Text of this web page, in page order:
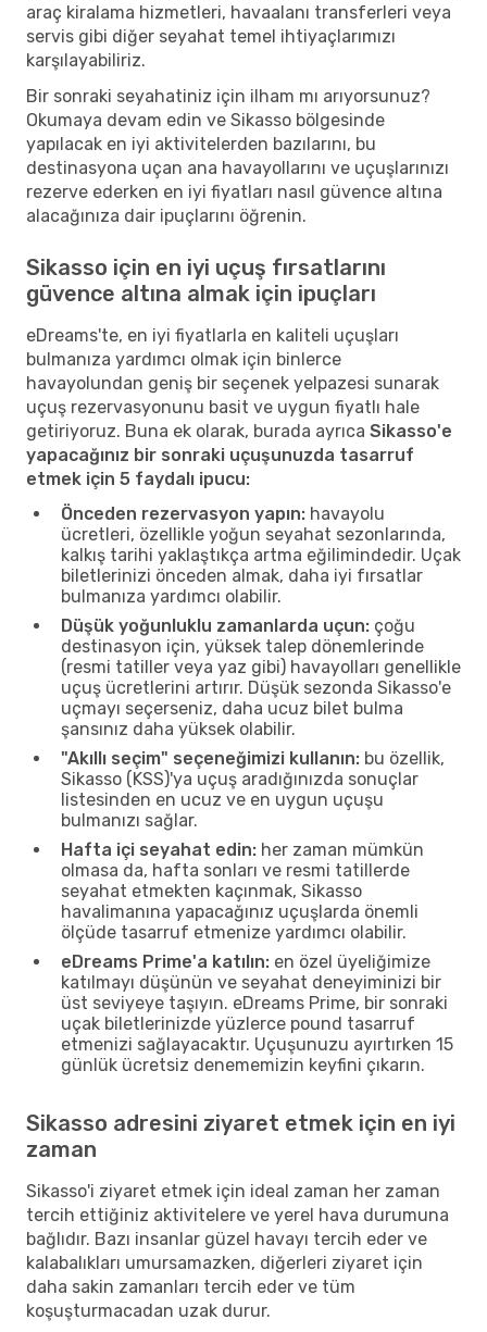
araç kiralama hizmetleri, havaalanı transferleri veya
servis gibi diğer seyahat temel ihtiyaçlarımızı
karşılayabiliriz.
Bir sonraki seyahatiniz için ilham mı arıyorsunuz?
Okumaya devam edin ve Sikasso bölgesinde
yapılacak en iyi aktivitelerden bazılarını, bu
destinasyona uçan ana havayollarını ve uçuşlarınızı
rezerve ederken en iyi fiyatları nasıl güvence altına
alacağınıza dair ipuçlarını öğrenin.
Sikasso için en iyi uçuş fırsatlarını
güvence altına almak için ipuçları
eDreams'te, en iyi fiyatlarla en kaliteli uçuşları
bulmanıza yardımcı olmak için binlerce
havayolundan geniş bir seçenek yelpazesi sunarak
uçuş rezervasyonunu basit ve uygun fiyatlı hale
getiriyoruz. Buna ek olarak, burada ayrıca Sikasso'e
yapacağınız bir sonraki uçuşunuzda tasarruf
etmek için 5 faydalı ipucu:
Önceden rezervasyon yapın: havayolu
ücretleri, özellikle yoğun seyahat sezonlarında,
kalkış tarihi yaklaştıkça artma eğilimindedir. Uçak
biletlerinizi önceden almak, daha iyi fırsatlar
bulmanıza yardımcı olabilir.
Düşük yoğunluklu zamanlarda uçun: çoğu
destinasyon için, yüksek talep dönemlerinde
(resmi tatiller veya yaz gibi) havayolları genellikle
uçuş ücretlerini artırır. Düşük sezonda Sikasso'e
uçmayı seçerseniz, daha ucuz bilet bulma
şansınız daha yüksek olabilir.
"Akıllı seçim" seçeneğimizi kullanın: bu özellik,
Sikasso (KSS)'ya uçuş aradığınızda sonuçlar
listesinden en ucuz ve en uygun uçuşu
bulmanızı sağlar.
Hafta içi seyahat edin: her zaman mümkün
olmasa da, hafta sonları ve resmi tatillerde
seyahat etmekten kaçınmak, Sikasso
havalimanına yapacağınız uçuşlarda önemli
ölçüde tasarruf etmenize yardımcı olabilir.
eDreams Prime'a katılın: en özel üyeliğimize
katılmayı düşünün ve seyahat deneyiminizi bir
üst seviyeye taşıyın. eDreams Prime, bir sonraki
uçak biletlerinizde yüzlerce pound tasarruf
etmenizi sağlayacaktır. Uçuşunuzu ayırtırken 15
günlük ücretsiz denememizin keyfini çıkarın.
Sikasso adresini ziyaret etmek için en iyi
zaman
Sikasso'i ziyaret etmek için ideal zaman her zaman
tercih ettiğiniz aktivitelere ve yerel hava durumuna
bağlıdır. Bazı insanlar güzel havayı tercih eder ve
kalabalıkları umursamazken, diğerleri ziyaret için
daha sakin zamanları tercih eder ve tüm
koşuşturmacadan uzak durur.